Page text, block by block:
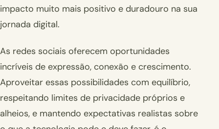
impacto muito mais positivo e duradouro na sua
jornada digital.
As redes sociais oferecem oportunidades
incríveis de expressão, conexão e crescimento.
Aproveitar essas possibilidades com equilíbrio,
respeitando limites de privacidade próprios e
alheios, e mantendo expectativas realistas sobre